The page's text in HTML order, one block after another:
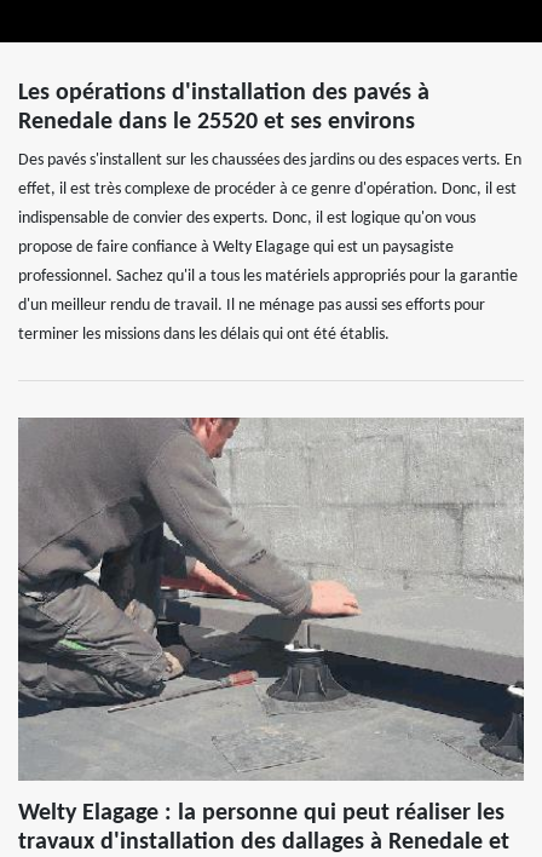
Les opérations d'installation des pavés à
Renedale dans le 25520 et ses environs
Des pavés s'installent sur les chaussées des jardins ou des espaces verts. En
effet, il est très complexe de procéder à ce genre d'opération. Donc, il est
indispensable de convier des experts. Donc, il est logique qu'on vous
propose de faire confiance à Welty Elagage qui est un paysagiste
professionnel. Sachez qu'il a tous les matériels appropriés pour la garantie
d'un meilleur rendu de travail. Il ne ménage pas aussi ses efforts pour
terminer les missions dans les délais qui ont été établis.
Welty Elagage : la personne qui peut réaliser les
travaux d'installation des dallages à Renedale et